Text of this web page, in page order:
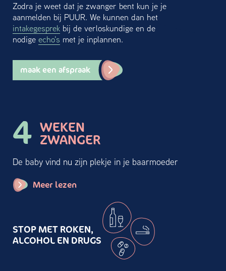
Zodra je weet dat je zwanger bent kun je je
aanmelden bij PUUR. We kunnen dan het
intakegesprek bij de verloskundige en de
nodige echo's met je inplannen.
maak een afspraak
4 WEKEN
ZWANGER
De baby vind nu zijn plekje in je baarmoeder
Meer lezen
STOP MET ROKEN,
ALCOHOL EN DRUGS